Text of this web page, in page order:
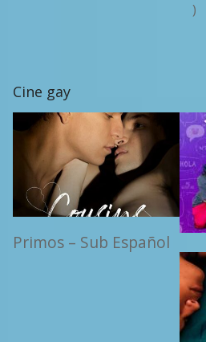
)
Cine gay
Primos – Sub Español